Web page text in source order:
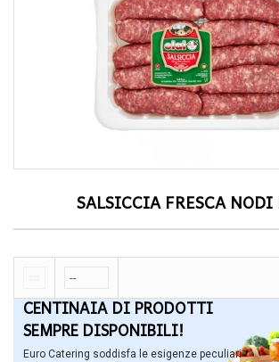
SALSICCIA FRESCA
CENTINAIA DI PRODOTTI
SEMPRE DISPONIBILI!
Euro Catering soddisfa le esigenze peculiari